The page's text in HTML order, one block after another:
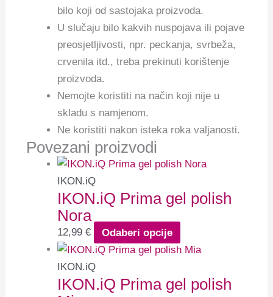
bilo koji od sastojaka proizvoda.
U slučaju bilo kakvih nuspojava ili pojave
preosjetljivosti, npr. peckanja, svrbeža,
crvenila itd., treba prekinuti korištenje
proizvoda.
Nemojte koristiti na način koji nije u
skladu s namjenom.
Ne koristiti nakon isteka roka valjanosti.
Povezani proizvodi
IKON.iQ
IKON.iQ Prima gel polish
Nora
12,99€ Odaberi opcije
IKON.iQ
IKON.iQ Prima gel polish